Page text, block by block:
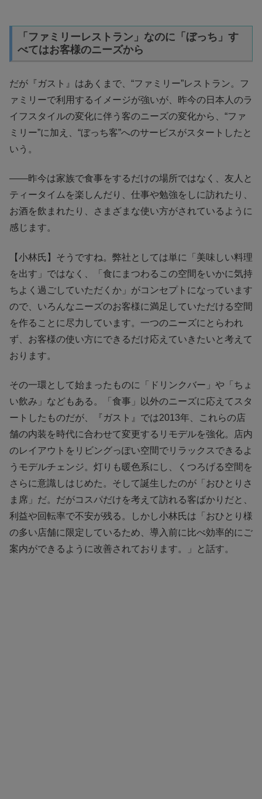
「ファミリーレストラン」なのに「ぼっち」す
べてはお客様のニーズから
だが『ガスト』はあくまで、“ファミリー”レストラン。フ
ァミリーで利用するイメージが強いが、昨今の日本人のラ
イフスタイルの変化に伴う客のニーズの変化から、“ファ
ミリー”に加え、“ぼっち客”へのサービスがスタートしたと
いう。
――昨今は家族で食事をするだけの場所ではなく、友人と
ティータイムを楽しんだり、仕事や勉強をしに訪れたり、
お酒を飲まれたり、さまざまな使い方がされているように
感じます。
【小林氏】そうですね。弊社としては単に「美味しい料理
を出す」ではなく、「食にまつわるこの空間をいかに気持
ちよく過ごしていただくか」がコンセプトになっています
ので、いろんなニーズのお客様に満足していただける空間
を作ることに尽力しています。一つのニーズにとらわれ
ず、お客様の使い方にできるだけ応えていきたいと考えて
おります。
その一環として始まったものに「ドリンクバー」や「ちょ
い飲み」などもある。「食事」以外のニーズに応えてスタ
ートしたものだが、『ガスト』では2013年、これらの店
舗の内装を時代に合わせて変更するリモデルを強化。店内
のレイアウトをリビングっぽい空間でリラックスできるよ
うモデルチェンジ。灯りも暖色系にし、くつろげる空間を
さらに意識しはじめた。そして誕生したのが「おひとりさ
ま席」だ。だがコスパだけを考えて訪れる客ばかりだと、
利益や回転率で不安が残る。しかし小林氏は「おひとり様
の多い店舗に限定しているため、導入前に比べ効率的にご
案内ができるように改善されております。」と話す。